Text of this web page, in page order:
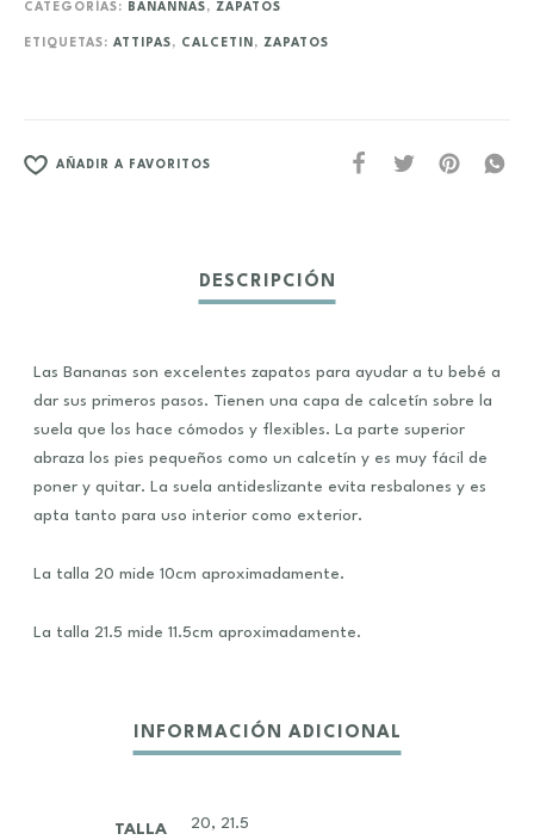
CATEGORÍAS: BANANNAS , ZAPATOS
ETIQUETAS: ATTIPAS , CALCETIN , ZAPATOS
AÑADIR A FAVORITOS
Las Bananas son excelentes zapatos para ayudar a tu bebé a
dar sus primeros pasos. Tienen una capa de calcetín sobre la
suela que los hace cómodos y flexibles. La parte superior
abraza los pies pequeños como un calcetín y es muy fácil de
poner y quitar. La suela antideslizante evita resbalones y es
apta tanto para uso interior como exterior.
La talla 20 mide 10cm aproximadamente.
La talla 21.5 mide 11.5cm aproximadamente.
TALLA 20, 21.5